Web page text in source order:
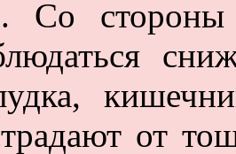
Со стороны
от